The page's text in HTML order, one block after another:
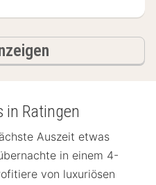
in Ratingen
Auszeit etwas
in einem 4-
von luxuriösen